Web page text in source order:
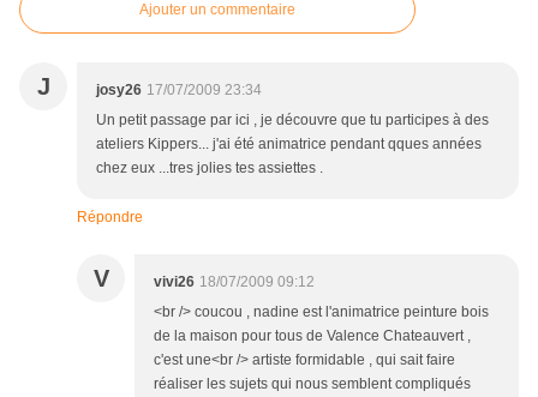
Ajouter un commentaire
J josy26 17/07/2009 23:34
Un petit passage par ici , je découvre que tu participes à des
ateliers Kippers... j'ai été animatrice pendant qques années
chez eux ...tres jolies tes assiettes .
Répondre
V vivi26 18/07/2009 09:12
<br /> coucou , nadine est l'animatrice peinture bois
de la maison pour tous de Valence Chateauvert ,
c'est une<br /> artiste formidable , qui sait faire
réaliser les sujets qui nous semblent compliqués